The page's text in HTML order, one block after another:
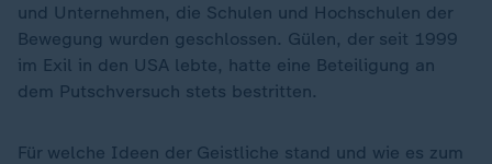
und Unternehmen, die Schulen und Hochschulen der
Bewegung wurden geschlossen. Gülen, der seit 1999
im Exil in den USA lebte, hatte eine Beteiligung an
dem Putschversuch stets bestritten.
Für welche Ideen der Geistliche stand und wie es zum